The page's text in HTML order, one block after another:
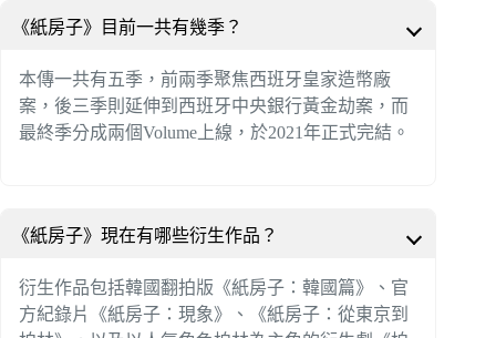
《紙房子》目前一共有幾季？
本傳一共有五季，前兩季聚焦西班牙皇家造幣廠
案，後三季則延伸到西班牙中央銀行黃金劫案，而
最終季分成兩個Volume上線，於2021年正式完結。
《紙房子》現在有哪些衍生作品？
衍生作品包括韓國翻拍版《紙房子：韓國篇》、官
方紀錄片《紙房子：現象》、《紙房子：從東京到